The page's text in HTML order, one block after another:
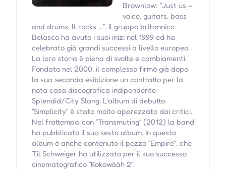
Brownlow: “Just us –
voice, guitars, bass
and drums. It rocks ...”. Il gruppo britannico
Belasco ha avuto i suoi inizi nel 1999 ed ha
celebrato già grandi successi a livello europeo.
La loro storia è piena di svolte e cambiamenti.
Fondato nel 2000, il complesso firmò già dopo
la sua seconda esibizione un contratto per la
nota casa discografica indipendente
Splendid/City Slang. L’album di debutto
“Simplicity” è stato molto apprezzato dai critici.
Nel frattempo, con ”Transmuting“ (2012) la band
ha pubblicato il suo sesto album. In questo
album è anche contenuto il pezzo ”Empire“, che
Til Schweiger ha utilizzato per il suo successo
cinematografico ”Kokowääh 2“.